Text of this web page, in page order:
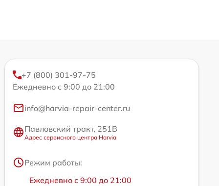
+7 (800) 301-97-75
Ежедневно с 9:00 до 21:00
info@harvia-repair-center.ru
Павловский тракт, 251В
Адрес сервисного центра Harvia
Режим работы:
Ежедневно с 9:00 до 21:00